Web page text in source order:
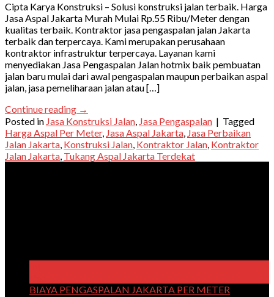
Cipta Karya Konstruksi – Solusi konstruksi jalan terbaik. Harga
Jasa Aspal Jakarta Murah Mulai Rp.55 Ribu/Meter dengan
kualitas terbaik. Kontraktor jasa pengaspalan jalan Jakarta
terbaik dan terpercaya. Kami merupakan perusahaan
kontraktor infrastruktur terpercaya. Layanan kami
menyediakan Jasa Pengaspalan Jalan hotmix baik pembuatan
jalan baru mulai dari awal pengaspalan maupun perbaikan aspal
jalan, jasa pemeliharaan jalan atau […]
Continue reading →
Posted in Jasa Konstruksi Jalan, Jasa Pengaspalan | Tagged
Harga Aspal Per Meter, Jasa Aspal Jakarta, Jasa Perbaikan
Jalan Jakarta, Konstruksi Jalan, Kontraktor Jalan, Kontraktor
Jalan Jakarta, Tukang Aspal Jakarta Terdekat
BIAYA PENGASPALAN JAKARTA PER METER